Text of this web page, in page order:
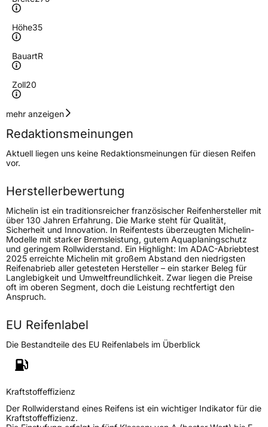
Höhe35
BauartR
Zoll20
Geschwindigkeitsindex
Lastindex 102
Gewicht (in kg)13,157 kg
Generelle Merkmale
FahrzeugtypPKW
VerwendungSommerreifen
ModellnamePilot Sport S5
Fahrzeugart PKW & SUV
Weitere Eigenschaften
SchlauchtypTL
VerstärktXL
mehr anzeigen
Redaktionsmeinungen
Aktuell liegen uns keine Redaktionsmeinungen für diesen Reifen
vor.
Herstellerbewertung
Michelin ist ein traditionsreicher französischer Reifenhersteller mit
über 130 Jahren Erfahrung. Die Marke steht für Qualität,
Sicherheit und Innovation. In Reifentests überzeugten Michelin-
Modelle mit starker Bremsleistung, gutem Aquaplaningschutz
und geringem Rollwiderstand. Ein Highlight: Im ADAC-Abriebtest
2025 erreichte Michelin mit großem Abstand den niedrigsten
Reifenabrieb aller getesteten Hersteller – ein starker Beleg für
Langlebigkeit und Umweltfreundlichkeit. Zwar liegen die Preise
oft im oberen Segment, doch die Leistung rechtfertigt den
Anspruch.
EU Reifenlabel
Die Bestandteile des EU Reifenlabels im Überblick
Kraftstoffeffizienz
Der Rollwiderstand eines Reifens ist ein wichtiger Indikator für die
Kraftstoffeffizienz.